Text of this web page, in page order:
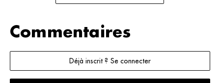
Commentaires
Déjà inscrit ? Se connecter